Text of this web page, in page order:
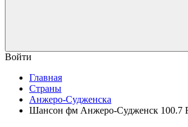
Войти
Главная
Страны
Анжеро-Судженска
Шансон фм Анжеро-Судженск 100.7